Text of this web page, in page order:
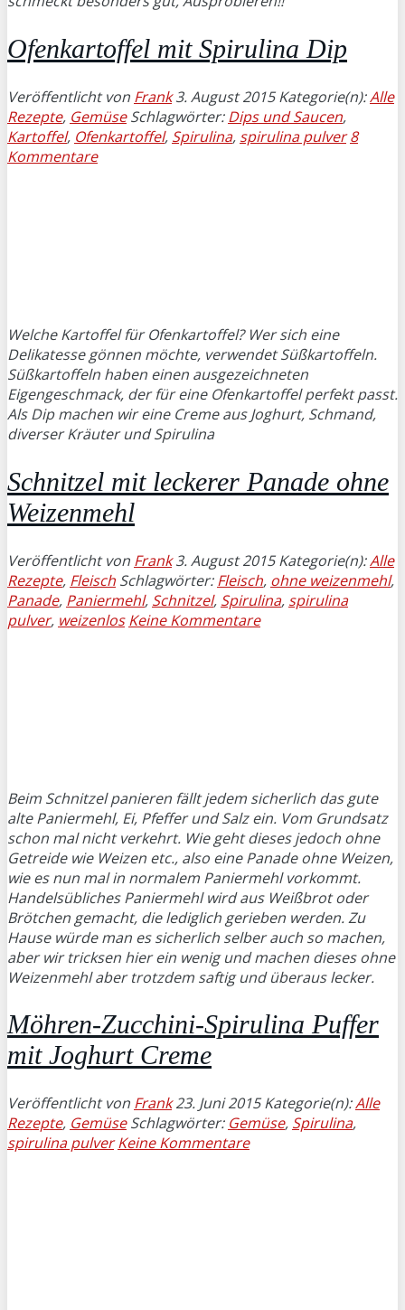
Ofenkartoffel mit Spirulina Dip
Veröffentlicht von Frank 3. August 2015 Kategorie(n):Alle
Rezepte, GemüseSchlagwörter:Dips und Saucen,
Kartoffel, Ofenkartoffel, Spirulina, spirulina pulver 8
Kommentare
Welche Kartoffel für Ofenkartoffel? Wer sich eine
Delikatesse gönnen möchte, verwendet Süßkartoffeln.
Süßkartoffeln haben einen ausgezeichneten
Eigengeschmack, der für eine Ofenkartoffel perfekt passt.
Als Dip machen wir eine Creme aus Joghurt, Schmand,
diverser Kräuter und Spirulina
Schnitzel mit leckerer Panade ohne
Weizenmehl
Veröffentlicht von Frank 3. August 2015 Kategorie(n):Alle
Rezepte, Fleisch Schlagwörter:Fleisch, ohne weizenmehl,
Panade, Paniermehl, Schnitzel, Spirulina, spirulina
pulver, weizenlos Keine Kommentare
Beim Schnitzel panieren fällt jedem sicherlich das gute
alte Paniermehl, Ei, Pfeffer und Salz ein. Vom Grundsatz
schon mal nicht verkehrt. Wie geht dieses jedoch ohne
Getreide wie Weizen etc., also eine Panade ohne Weizen,
wie es nun mal in normalem Paniermehl vorkommt.
Handelsübliches Paniermehl wird aus Weißbrot oder
Brötchen gemacht, die lediglich gerieben werden. Zu
Hause würde man es sicherlich selber auch so machen,
aber wir tricksen hier ein wenig und machen dieses ohne
Weizenmehl aber trotzdem saftig und überaus lecker.
Möhren-Zucchini-Spirulina Puffer
mit Joghurt Creme
Veröffentlicht von Frank 23. Juni 2015 Kategorie(n):Alle
Rezepte, GemüseSchlagwörter: Gemüse, Spirulina,
spirulina pulver Keine Kommentare